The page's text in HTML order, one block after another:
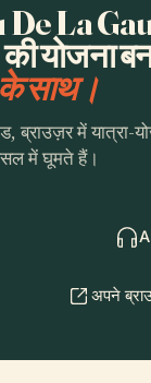
La
योजना
साथ।
ब्राउज़र में यात्रा-
में घूमते हैं।
अपने